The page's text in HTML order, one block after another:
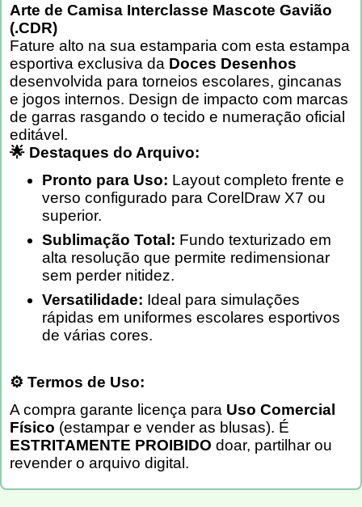
Arte de Camisa Interclasse Mascote Gavião
(.CDR)
Fature alto na sua estamparia com esta estampa
esportiva exclusiva da Doces Desenhos
desenvolvida para torneios escolares, gincanas
e jogos internos. Design de impacto com marcas
de garras rasgando o tecido e numeração oficial
editável.
🌟 Destaques do Arquivo:
Pronto para Uso: Layout completo frente e
verso configurado para CorelDraw X7 ou
superior.
Sublimação Total: Fundo texturizado em
alta resolução que permite redimensionar
sem perder nitidez.
Versatilidade: Ideal para simulações
rápidas em uniformes escolares esportivos
de várias cores.
⚙️ Termos de Uso:
A compra garante licença para Uso Comercial
Físico (estampar e vender as blusas). É
ESTRITAMENTE PROIBIDO doar, partilhar ou
revender o arquivo digital.